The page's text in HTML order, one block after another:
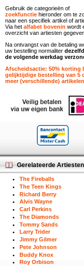
Gebruik de categorieën of
zoekfunctie hieronder om te
naar een specifiek artikel of
Via het alfabet bovenin wordt
overzicht van artiesten
Na ontvangst van de betaling
uw bestelling normaliter
de volgende werkdag
Afscheidsactie: 50% korting
gelijktijdige bestelling van 5
meer (verschillende)
Gerelateerde Artiesten
The Fireballs
The Teen Kings
Richard Berry
Alvis Wayne
Carl Perkins
The Diamonds
Tommy Sands
Larry Trider
Jimmy Gilmer
Pete Johnson
Buddy Knox
Roy Orbison